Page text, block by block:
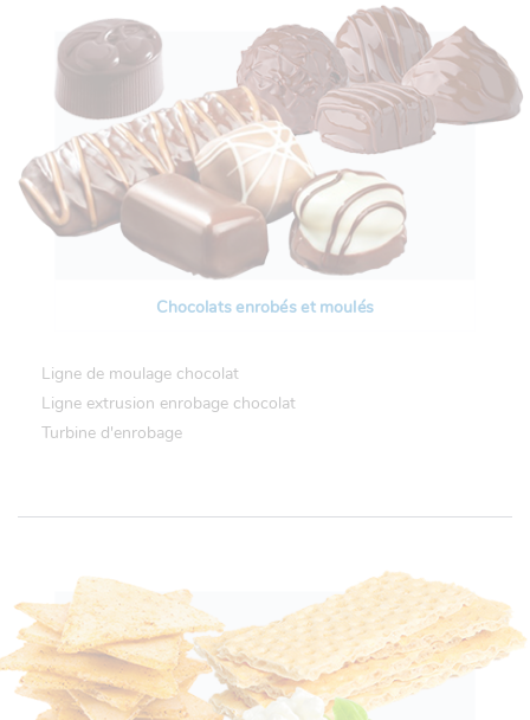
Chocolats enrobés et moulés
Ligne de moulage chocolat
Ligne extrusion enrobage chocolat
Turbine d'enrobage